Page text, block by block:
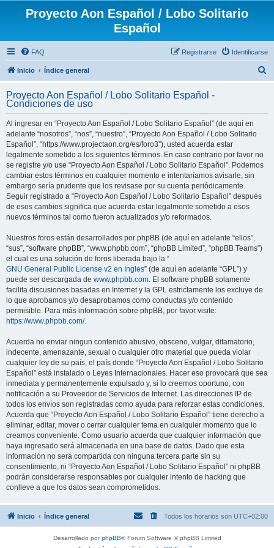
Proyecto Aon Español / Lobo Solitario
Español
FAQ Identificarse
Registrarse
Inicio Índice general
c
Proyecto Aon Español / Lobo Solitario Español -
Condiciones de uso
Al ingresar en “Proyecto Aon Español / Lobo Solitario Español” (de aquí en
adelante “nosotros”, “nos”, “nuestro”, “Proyecto Aon Español / Lobo Solitario
Español”, “https://www.projectaon.org/es/foro3”), usted acuerda estar
legalmente sometido a los siguientes términos. En caso contrario por favor no
se registre y/o use “Proyecto Aon Español / Lobo Solitario Español”. Podemos
cambiar estos términos en cualquier momento e intentaríamos avisarle, sin
embargo sería prudente que los revisase por su cuenta periódicamente.
Seguir registrado a “Proyecto Aon Español / Lobo Solitario Español” después
de esos cambios significa que acuerda estar legalmente sometido a esos
nuevos términos tal como fueron actualizados y/o reformados.
Nuestros foros están desarrollados por phpBB (de aquí en adelante “ellos”,
“sus”, “software phpBB”, “www.phpbb.com”, “phpBB Limited”, “phpBB Teams”)
el cual es una solución de foros liberada bajo la “
GNU General Public License v2 en Ingles” (de aquí en adelante “GPL”) y
puede ser descargada de www.phpbb.com. El software phpBB solamente
facilita discusiones basadas en Internet y la GPL estrictamente los excluye de
lo que aprobamos y/o desaprobamos como conductas y/o contenido
permisible. Para más información sobre phpBB, por favor visite:
https://www.phpbb.com/.
Acuerda no enviar ningun contenido abusivo, obsceno, vulgar, difamatorio,
indecente, amenazante, sexual o cualquier otro material que pueda violar
cualquier ley de su país, el país donde “Proyecto Aon Español / Lobo Solitario
Español” está instalado o Leyes Internacionales. Hacer eso provocará que sea
inmediata y permanentemente expulsado y, si lo creemos oportuno, con
notificación a su Proveedor de Servicios de Internet. Las direcciones IP de
todos los envíos son registradas como ayuda para reforzar estas condiciones.
Acuerda que “Proyecto Aon Español / Lobo Solitario Español” tiene derecho a
eliminar, editar, mover o cerrar cualquier tema en cualquier momento que lo
creamos conveniente. Como usuario acuerda que cualquier información que
haya ingresado será almacenada en una base de datos. Dado que esta
información no será compartida con ninguna tercera parte sin su
consentimiento, ni “Proyecto Aon Español / Lobo Solitario Español” ni phpBB
podrán considerarse responsables por cualquier intento de hacking que
conlleve a que los datos sean comprometidos.
Inicio Índice general Todos los horarios son UTC+02:00
Desarrollado porphpBB® Forum Software © phpBB Limited